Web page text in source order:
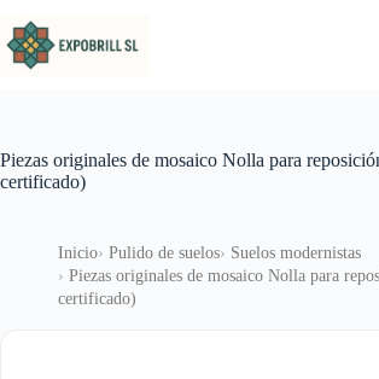
Piezas originales de mosaico Nolla para
certificado)
Inicio Pulido de suelos
Suelos modernistas
Piezas originales de mosaico Nolla para
certificado)